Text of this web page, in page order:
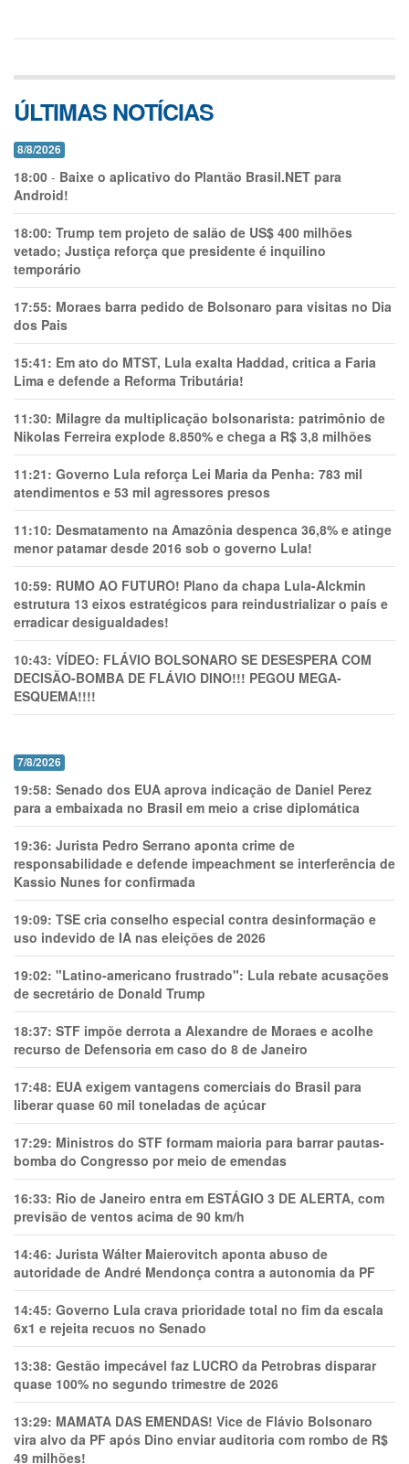
ÚLTIMAS NOTÍCIAS
8/8/2026
18:00 - Baixe o aplicativo do Plantão Brasil.NET para
Android!
18:00: Trump tem projeto de salão de US$ 400 milhões
vetado; Justiça reforça que presidente é inquilino
temporário
17:55: Moraes barra pedido de Bolsonaro para visitas no Dia
dos Pais
15:41: Em ato do MTST, Lula exalta Haddad, critica a Faria
Lima e defende a Reforma Tributária!
11:30: Milagre da multiplicação bolsonarista: patrimônio de
Nikolas Ferreira explode 8.850% e chega a R$ 3,8 milhões
11:21: Governo Lula reforça Lei Maria da Penha: 783 mil
atendimentos e 53 mil agressores presos
11:10: Desmatamento na Amazônia despenca 36,8% e atinge
menor patamar desde 2016 sob o governo Lula!
10:59: RUMO AO FUTURO! Plano da chapa Lula-Alckmin
estrutura 13 eixos estratégicos para reindustrializar o país e
erradicar desigualdades!
10:43: VÍDEO: FLÁVIO BOLSONARO SE DESESPERA COM
DECISÃO-BOMBA DE FLÁVIO DINO!!! PEGOU MEGA-
ESQUEMA!!!!
7/8/2026
19:58: Senado dos EUA aprova indicação de Daniel Perez
para a embaixada no Brasil em meio a crise diplomática
19:36: Jurista Pedro Serrano aponta crime de
responsabilidade e defende impeachment se interferência de
Kassio Nunes for confirmada
19:09: TSE cria conselho especial contra desinformação e
uso indevido de IA nas eleições de 2026
19:02: "Latino-americano frustrado": Lula rebate acusações
de secretário de Donald Trump
18:37: STF impõe derrota a Alexandre de Moraes e acolhe
recurso de Defensoria em caso do 8 de Janeiro
17:48: EUA exigem vantagens comerciais do Brasil para
liberar quase 60 mil toneladas de açúcar
17:29: Ministros do STF formam maioria para barrar pautas-
bomba do Congresso por meio de emendas
16:33: Rio de Janeiro entra em ESTÁGIO 3 DE ALERTA, com
previsão de ventos acima de 90 km/h
14:46: Jurista Wálter Maierovitch aponta abuso de
autoridade de André Mendonça contra a autonomia da PF
14:45: Governo Lula crava prioridade total no fim da escala
6x1 e rejeita recuos no Senado
13:38: Gestão impecável faz LUCRO da Petrobras disparar
quase 100% no segundo trimestre de 2026
13:29: MAMATA DAS EMENDAS! Vice de Flávio Bolsonaro
vira alvo da PF após Dino enviar auditoria com rombo de R$
49 milhões!